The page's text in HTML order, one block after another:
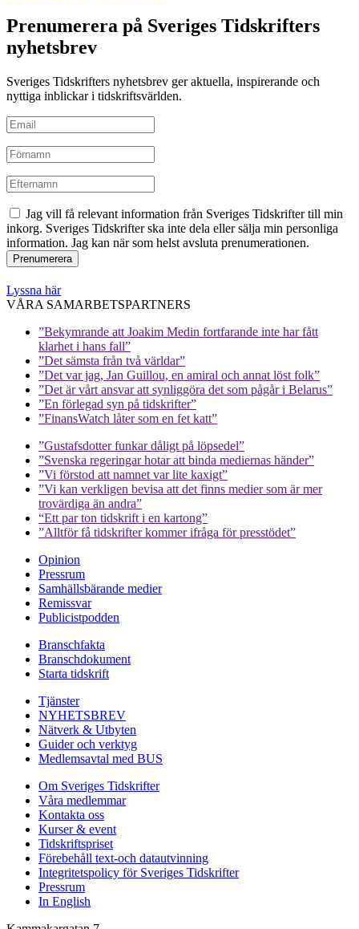
Prenumerera på Sveriges Tidskrifters
nyhetsbrev
Sveriges Tidskrifters nyhetsbrev ger aktuella, inspirerande och
nyttiga inblickar i tidskriftsvärlden.
Jag vill få relevant information från Sveriges Tidskrifter till min
inkorg. Sveriges Tidskrifter ska inte dela eller sälja min personliga
information. Jag kan när som helst avsluta prenumerationen.
Lyssna här
VÅRA SAMARBETSPARTNERS
”Bekymrande att Joakim Medin fortfarande inte har fått
klarhet i hans fall”
”Det sämsta från två världar”
”Det var jag, Jan Guillou, en amiral och annat löst folk”
”Det är vårt ansvar att synliggöra det som pågår i Belarus”
”En förlegad syn på tidskrifter”
”FinansWatch låter som en fet katt”
”Gustafsdotter funkar dåligt på löpsedel”
”Svenska regeringar hotar att binda mediernas händer”
”Vi förstod att namnet var lite kaxigt”
”Vi kan verkligen bevisa att det finns medier som är mer
trovärdiga än andra”
“Ett par ton tidskrift i en kartong”
”Alltför få tidskrifter kommer ifråga för presstödet”
Opinion
Pressrum
Samhällsbärande medier
Remissvar
Publicistpodden
Branschfakta
Branschdokument
Starta tidskrift
Tjänster
NYHETSBREV
Nätverk & Utbyten
Guider och verktyg
Medlemsavtal med BUS
Om Sveriges Tidskrifter
Våra medlemmar
Kontakta oss
Kurser & event
Tidskriftspriset
Förebehåll text-och datautvinning
Integritetspolicy för Sveriges Tidskrifter
Pressrum
In English